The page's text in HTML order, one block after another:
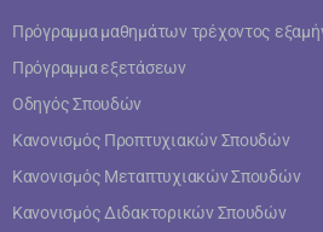
Πρόγραμμα μαθημάτων τρέχοντος
Πρόγραμμα εξετάσεων
Οδηγός Σπουδών
Κανονισμός Προπτυχιακών Σπουδών
Κανονισμός Μεταπτυχιακών Σπουδών
Κανονισμός Διδακτορικών Σπουδών